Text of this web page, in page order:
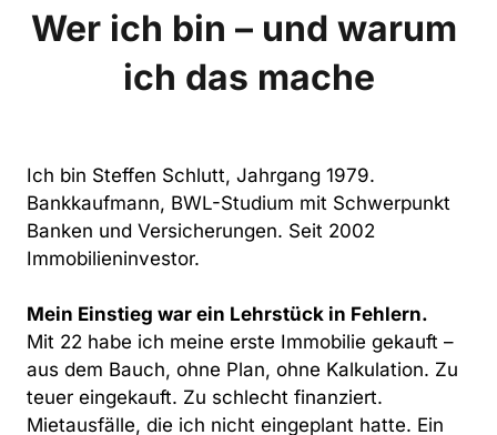
Wer ich bin – und warum
ich das mache
Ich bin Steffen Schlutt, Jahrgang 1979.
Bankkaufmann, BWL-Studium mit Schwerpunkt
Banken und Versicherungen. Seit 2002
Immobilieninvestor.
Mein Einstieg war ein Lehrstück in Fehlern.
Mit 22 habe ich meine erste Immobilie gekauft –
aus dem Bauch, ohne Plan, ohne Kalkulation. Zu
teuer eingekauft. Zu schlecht finanziert.
Mietausfälle, die ich nicht eingeplant hatte. Ein